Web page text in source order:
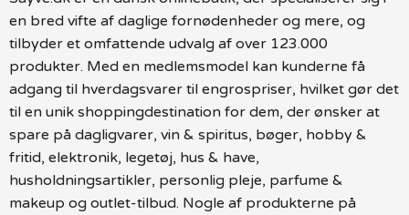
en bred vifte af daglige fornødenheder og mere, og
tilbyder et omfattende udvalg af over 123.000
produkter. Med en medlemsmodel kan kunderne få
adgang til hverdagsvarer til engrospriser, hvilket gør det
til en unik shoppingdestination for dem, der ønsker at
spare på dagligvarer, vin & spiritus, bøger, hobby &
fritid, elektronik, legetøj, hus & have,
husholdningsartikler, personlig pleje, parfume &
makeup og outlet-tilbud. Nogle af produkterne på